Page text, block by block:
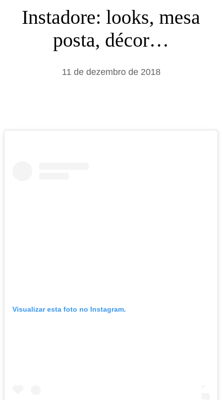
a
Instadore: looks, mesa
posta, décor…
11 de dezembro de 2018
Visualizar esta foto no Instagram.